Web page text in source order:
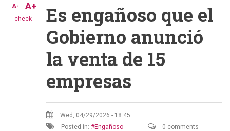
check
A- A+
Es engañoso que el
Gobierno anunció
la venta de 15
empresas
Wed, 04/29/2026 - 18:45
Posted in:
Engañoso 0 comments